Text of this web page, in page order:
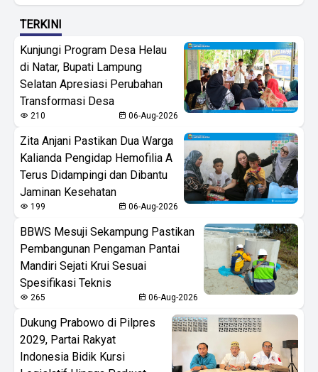
TERKINI
Kunjungi Program Desa Helau
di Natar, Bupati Lampung
Selatan Apresiasi Perubahan
Transformasi Desa
210 06-Aug-2026
Zita Anjani Pastikan Dua Warga
Kalianda Pengidap Hemofilia A
Terus Didampingi dan Dibantu
Jaminan Kesehatan
199 06-Aug-2026
BBWS Mesuji Sekampung Pastikan
Pembangunan Pengaman Pantai
Mandiri Sejati Krui Sesuai
Spesifikasi Teknis
265 06-Aug-2026
Dukung Prabowo di Pilpres
2029, Partai Rakyat
Indonesia Bidik Kursi